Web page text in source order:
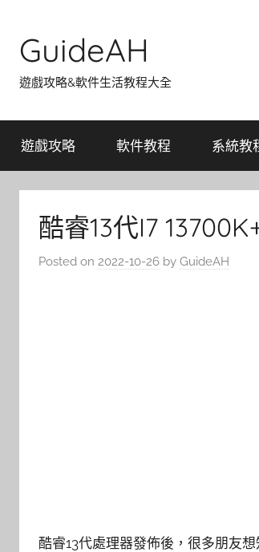
content
GuideAH
遊戲攻略&軟件生活教程大全
遊戲攻略 軟件教程 系統教
酷睿13代I7
Posted on 2022-10-26 by GuideAH
酷睿13代處理器發佈後，很多朋友